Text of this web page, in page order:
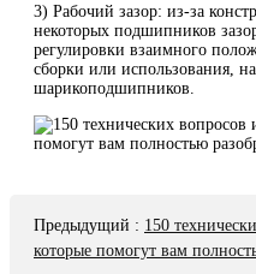
3) Рабочий зазор: из-за
некоторых подшипников
регулировки взаимного
сборки или использования,
шарикоподшипников.
Предыдущий : 150
которые помогут вам